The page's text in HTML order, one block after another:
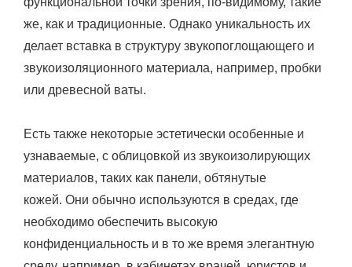
же, как и традиционные. Однако уникальность их
делает вставка в структуру звукопоглощающего и
звукоизоляционного материала, например, пробки
или древесной ваты.
Есть также некоторые эстетически особенные и
узнаваемые, с облицовкой из звукоизолирующих
материалов, таких как панели, обтянутые
кожей. Они обычно используются в средах, где
необходимо обеспечить высокую
конфиденциальность и в то же время элегантную